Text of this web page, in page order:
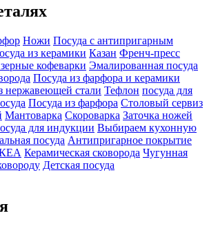
Ножи Посуда с антипригарным
из керамики Казан Френч-пресс
кофеварки Эмалированная посуда
Посуда из фарфора и керамики
нержавеющей стали Тефлон посуда для
Посуда из фарфора Столовый сервиз
Мантоварка Скороварка Заточка ножей
для индукции Выбираем кухонную
посуда Антипригарное покрытие
Керамическая сковорода Чугунная
Детская посуда